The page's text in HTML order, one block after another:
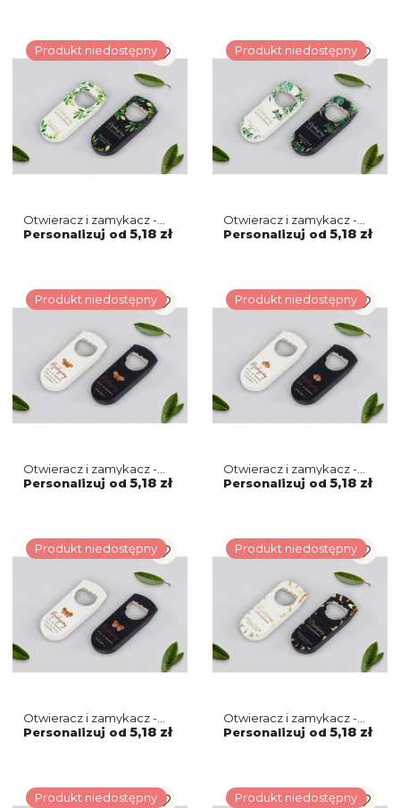
Produkt niedostępny
Otwieracz i zamykacz -
Flowers & Frame Motyw 3
Personalizuj od 5,18 zł
Produkt niedostępny
Otwieracz i zamykacz -
Flowers & Frame Motyw 2
Personalizuj od 5,18 zł
Produkt niedostępny
Otwieracz i zamykacz -
Butterflies - Motyw 4
Personalizuj od 5,18 zł
Produkt niedostępny
Otwieracz i zamykacz -
Butterflies - Motyw 3
Personalizuj od 5,18 zł
Produkt niedostępny
Otwieracz i zamykacz -
Butterflies - Motyw 2
Personalizuj od 5,18 zł
Produkt niedostępny
Otwieracz i zamykacz -
Marmur & Złoto - Motyw 5
Personalizuj od 5,18 zł
Produkt niedostępny Produkt niedostępny